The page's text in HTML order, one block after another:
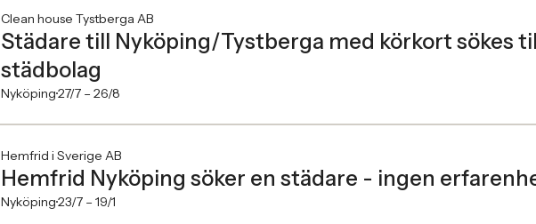
Clean house Tystberga AB
Städare till Nyköping/Tystberga med körkort sökes
städbolag
Nyköping27/7 – 26/8
Hemfrid i Sverige AB
Hemfrid Nyköping söker en städare - ingen
Nyköping23/7 – 19/1